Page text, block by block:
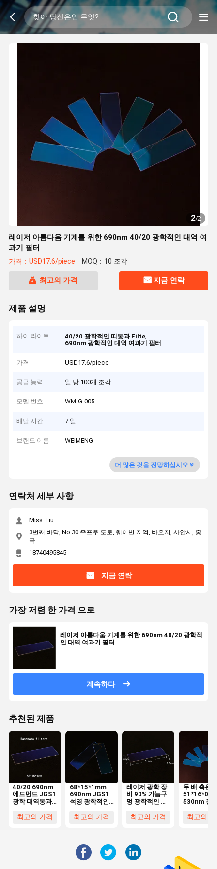
2/2
레이저 아름다움 기계를 위한 690nm 40/20 광학적인 대역 여
과기 필터
가격：USD17.6/piece MOQ：10 조각
최고의 가격 지금 연락
제품 설명
하이 라이트 40/20 광학적인 띠통과 Filte,
690nm 광학적인 대역 여과기 필터
가격 USD17.6/piece
공급 능력 일 당 100개 조각
모델 번호 WM-G-005
배달 시간 7 일
브랜드 이름 WEIMENG
더 많은 것을 전망하십시오
연락처 세부 사항
Miss. Liu
3번째 바닥, No.30 주프우 도로, 웨이빈 지역, 바오지, 사안시, 중
국
18740495845
지금 연락
가장 저렴 한 가격 으로
레이저 아름다움 기계를 위한 690nm 40/20 광학적
인 대역 여과기 필터
계속하다
추천된 제품
40/20 690nm
에드먼드 JGS1
광학 대역통과
68*15*1mm
최고의 가격
68*15*1mm
690nm JGS1
석영 광학적인
터최고의 가격
레이저 광학 장
비 90% 가늠구
멍 광학적인 대
최고의 가격
두 배 측은
530nm 광
필터를 입
최고의